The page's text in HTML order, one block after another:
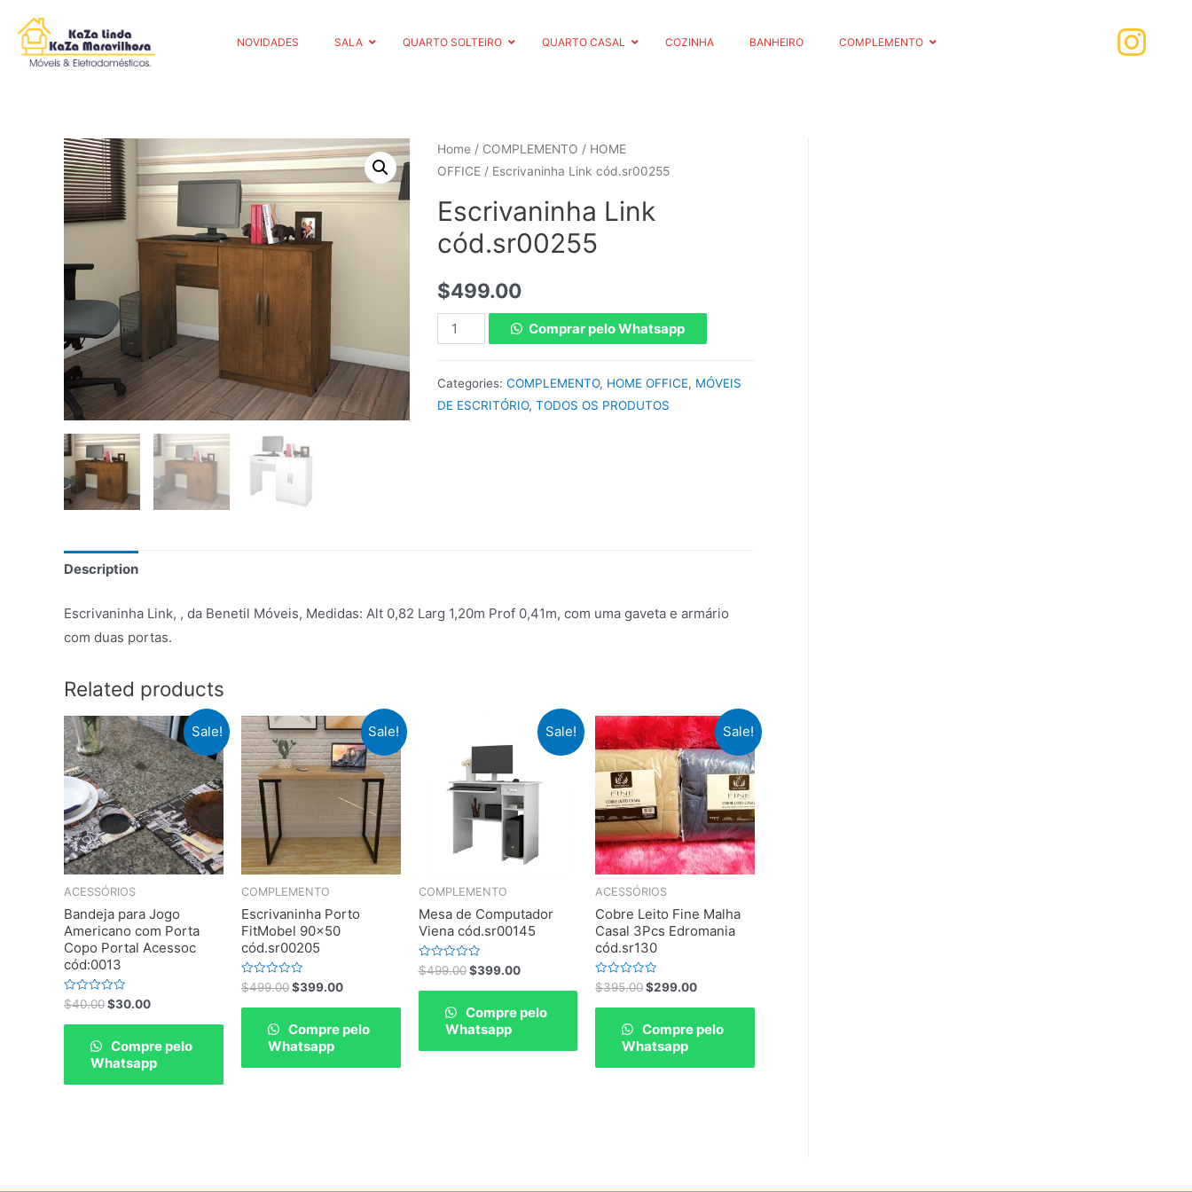
NOVIDADES SALA QUARTO SOLTEIRO QUARTO CASAL COZINHA BANHEIRO COMPLEMENTO
Home/ COMPLEMENTO / HOME
OFFICE/ Escrivaninha Link cód.sr00255
Escrivaninha Link
cód.sr00255
$499.00
Comprar pelo Whatsapp
Categories: COMPLEMENTO, HOME OFFICE, MÓVEIS
DE ESCRITÓRIO, TODOS OS PRODUTOS
Description
Escrivaninha Link, , da Benetil Móveis, Medidas: Alt 0,82 Larg 1,20m Prof 0,41m, com uma gaveta e armário
com duas portas.
Related products
Sale!
ACESSÓRIOS
Bandeja para Jogo
Americano com Porta
Copo Portal Acessoc
cód:0013
Rated
0
out
$40.00$30.00
Compre pelo
Whatsapp
Sale!
COMPLEMENTO
Escrivaninha Porto
FitMobel 90×50
cód.sr00205
Rated
0
out
$499.00 $399.00
Compre pelo
Whatsapp
Sale!
COMPLEMENTO
Mesa de Computador
Viena cód.sr00145
Rated
0
out
$499.00 $399.00
Compre pelo
Whatsapp
Sale!
ACESSÓRIOS
Cobre Leito Fine Malha
Casal 3Pcs Edromania
cód.sr130
Rated
0
out
$395.00 $299.00
Compre pelo
Whatsapp